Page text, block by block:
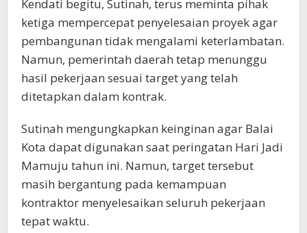
Kendati begitu, Sutinah, terus meminta pihak
ketiga mempercepat penyelesaian proyek agar
pembangunan tidak mengalami keterlambatan.
Namun, pemerintah daerah tetap menunggu
hasil pekerjaan sesuai target yang telah
ditetapkan dalam kontrak.
Sutinah mengungkapkan keinginan agar Balai
Kota dapat digunakan saat peringatan Hari Jadi
Mamuju tahun ini. Namun, target tersebut
masih bergantung pada kemampuan
kontraktor menyelesaikan seluruh pekerjaan
tepat waktu.